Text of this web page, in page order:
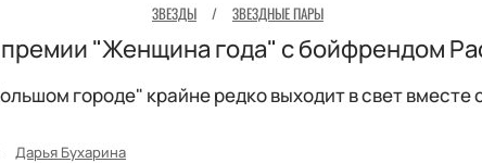
ЗВЕЗДЫ / ЗВЕЗДНЫЕ ПАРЫ
премии "Женщина года" с бойфрендом
городе" крайне редко выходит в свет
Дарья Бухарина